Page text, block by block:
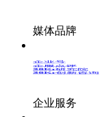
媒体品牌
企业号
企服点评
36Kr研究院
36Kr创新咨询
企业服务